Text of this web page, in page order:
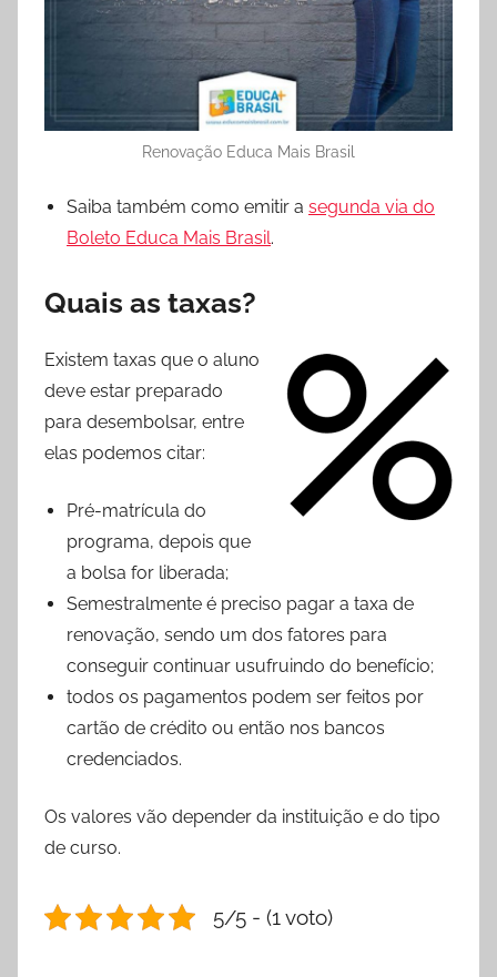
Renovação Educa Mais Brasil
Saiba também como emitir a segunda via do
Boleto Educa Mais Brasil.
Quais as taxas?
Existem taxas que o aluno
deve estar preparado
para desembolsar, entre
elas podemos citar:
Pré-matrícula do
programa, depois que
a bolsa for liberada;
Semestralmente é preciso pagar a taxa de
renovação, sendo um dos fatores para
conseguir continuar usufruindo do benefício;
todos os pagamentos podem ser feitos por
cartão de crédito ou então nos bancos
credenciados.
Os valores vão depender da instituição e do tipo
de curso.
5/5 - (1 voto)